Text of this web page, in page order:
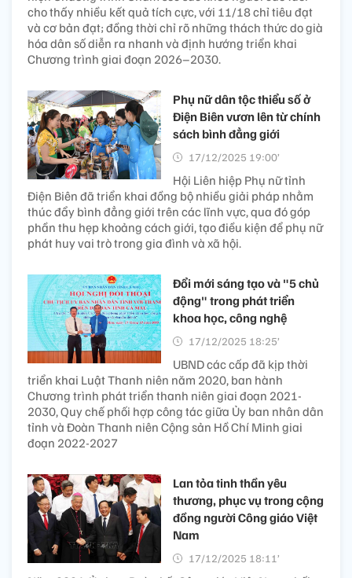
cho thấy nhiều kết quả tích cực, với 11/18 chỉ tiêu đạt
và cơ bản đạt; đồng thời chỉ rõ những thách thức do già
hóa dân số diễn ra nhanh và định hướng triển khai
Chương trình giai đoạn 2026–2030.
Phụ nữ dân tộc thiểu số ở
Điện Biên vươn lên từ chính
sách bình đẳng giới
17/12/2025 19:00’
Hội Liên hiệp Phụ nữ tỉnh
Điện Biên đã triển khai đồng bộ nhiều giải pháp nhằm
thúc đẩy bình đẳng giới trên các lĩnh vực, qua đó góp
phần thu hẹp khoảng cách giới, tạo điều kiện để phụ nữ
phát huy vai trò trong gia đình và xã hội.
Đổi mới sáng tạo và "5 chủ
động" trong phát triển
khoa học, công nghệ
17/12/2025 18:25’
UBND các cấp đã kịp thời
triển khai Luật Thanh niên năm 2020, ban hành
Chương trình phát triển thanh niên giai đoạn 2021-
2030, Quy chế phối hợp công tác giữa Ủy ban nhân dân
tỉnh và Đoàn Thanh niên Cộng sản Hồ Chí Minh giai
đoạn 2022-2027
Lan tỏa tinh thần yêu
thương, phục vụ trong cộng
đồng người Công giáo Việt
Nam
17/12/2025 18:11’